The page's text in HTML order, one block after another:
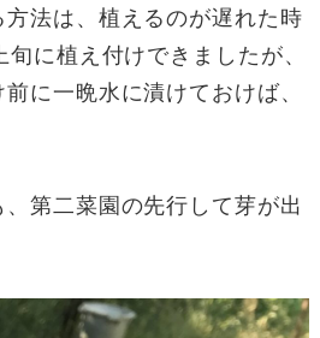
法は、植えるのが遅れた時
に植え付けできましたが、
に一晩水に漬けておけば、
第二菜園の先行して芽が出